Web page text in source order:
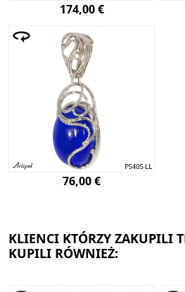
174,00 €
76,00 €
KLIENCI KTÓRZY ZAKUPILI
KUPILI RÓWNIEŻ: